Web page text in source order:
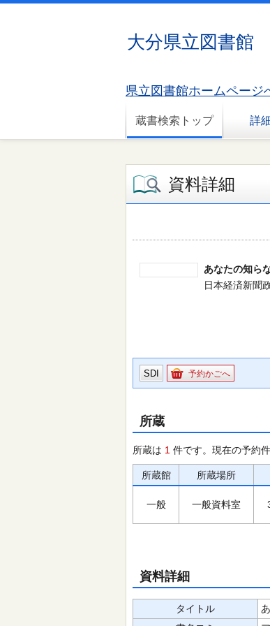
大分県立図書館
県立図書館ホームページ
蔵書検索トップ 詳
資料詳細
あなたの知ら
日本経済新聞
SDI 予約かごへ
所蔵
所蔵は 1 件です。現在の予約
所蔵館 所蔵場所
一般 一般資料室
資料詳細
タイトル